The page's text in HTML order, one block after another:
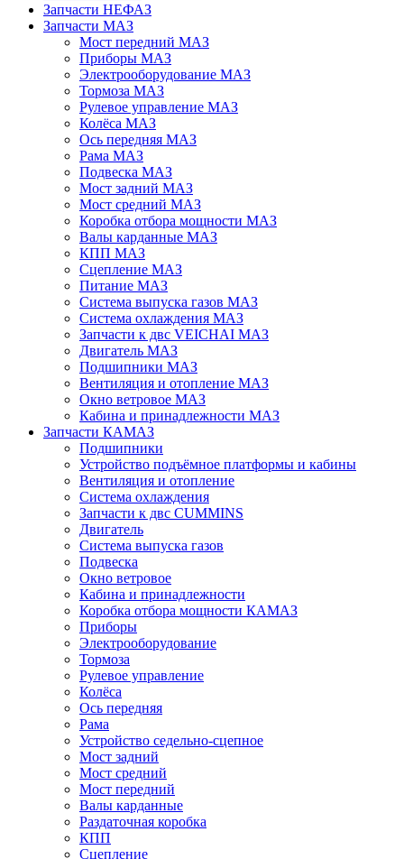
Запчасти НЕФАЗ
Запчасти МАЗ
Мост передний МАЗ
Приборы МАЗ
Электрооборудование МАЗ
Тормоза МАЗ
Рулевое управление МАЗ
Колёса МАЗ
Ось передняя МАЗ
Рама МАЗ
Подвеска МАЗ
Мост задний МАЗ
Мост средний МАЗ
Коробка отбора мощности МАЗ
Валы карданные МАЗ
КПП МАЗ
Сцепление МАЗ
Питание МАЗ
Система выпуска газов МАЗ
Система охлаждения МАЗ
Запчасти к двс VEICHAI МАЗ
Двигатель МАЗ
Подшипники МАЗ
Вентиляция и отопление МАЗ
Окно ветровое МАЗ
Кабина и принадлежности МАЗ
Запчасти КАМАЗ
Подшипники
Устройство подъёмное платформы и кабины
Вентиляция и отопление
Система охлаждения
Запчасти к двс CUMMINS
Двигатель
Система выпуска газов
Подвеска
Окно ветровое
Кабина и принадлежности
Коробка отбора мощности КАМАЗ
Приборы
Электрооборудование
Тормоза
Рулевое управление
Колёса
Ось передняя
Рама
Устройство седельно-сцепное
Мост задний
Мост средний
Мост передний
Валы карданные
Раздаточная коробка
КПП
Сцепление